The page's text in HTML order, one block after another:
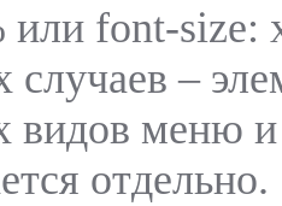
или font-size:
случаев –
видов меню
отдельно.